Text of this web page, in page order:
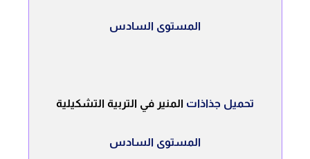
المستوى السادس
تحميل جذاذات المنير في التربية التشكيلية
المستوى السادس